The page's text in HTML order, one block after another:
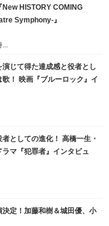
HISTORY COMING
Symphony-』
じて得た達成感と役者とし
！ 映画『ブルーロック』イ
としての進化！ 高橋一生・
マ『犯罪者』インタビュ
定！加藤和樹＆城田優、小